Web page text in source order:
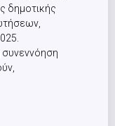
δημοτικής
συνεννόηση